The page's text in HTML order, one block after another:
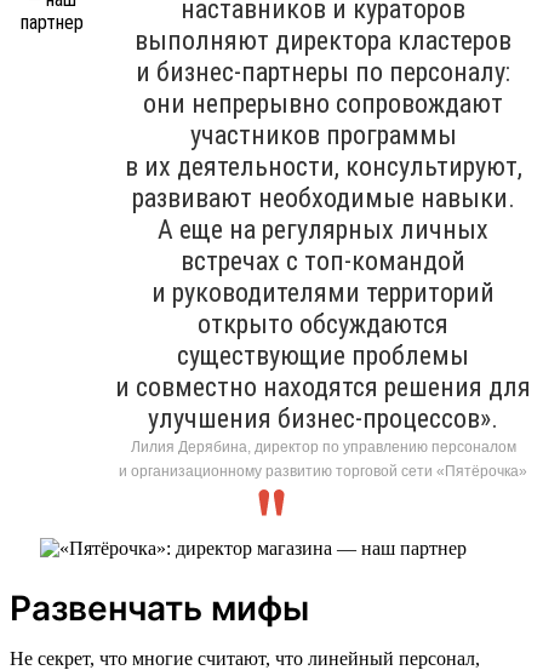
наставников и кураторов
выполняют директора кластеров
и бизнес-партнеры по персоналу:
они непрерывно сопровождают
участников программы
в их деятельности, консультируют,
развивают необходимые навыки.
А еще на регулярных личных
встречах с топ-командой
и руководителями территорий
открыто обсуждаются
существующие проблемы
и совместно находятся решения для
улучшения бизнес-процессов».
Лилия Дерябина, директор по управлению персоналом
и организационному развитию торговой сети «Пятёрочка»
Развенчать мифы
Не секрет, что многие считают, что линейный персонал,